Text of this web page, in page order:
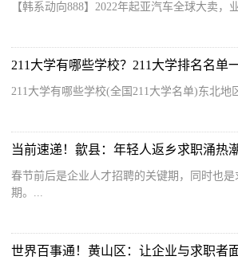
【韩系动向888】2022年起亚汽车全球大卖，
211大学有哪些学校？211大学排名名单
211大学有哪些学校(全国211大学名单)东北地
当前速递！歙县：年轻人返乡求职涌热
春节前后是企业人才招聘的关键期，同时也
期。...
世界百事通！黄山区：让企业与求职者